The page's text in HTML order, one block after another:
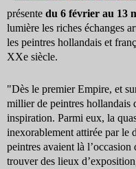
présente du 6 février au 13
lumière les riches échanges
les peintres hollandais et
XXe siècle.
"Dès le premier Empire, et
millier de peintres hollandais
inspiration. Parmi eux, la
inexorablement attirée par le
peintres avaient là
trouver des lieux